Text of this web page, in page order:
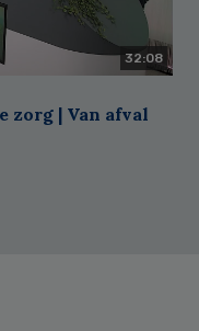
32:08
zorg | Van afval